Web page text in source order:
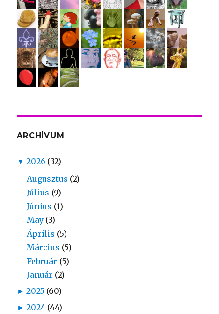
ARCHÍVUM
▼ 2026 (32)
Augusztus (2)
Július (9)
Június (1)
May (3)
Április (5)
Március (5)
Február (5)
Január (2)
► 2025 (60)
► 2024 (44)